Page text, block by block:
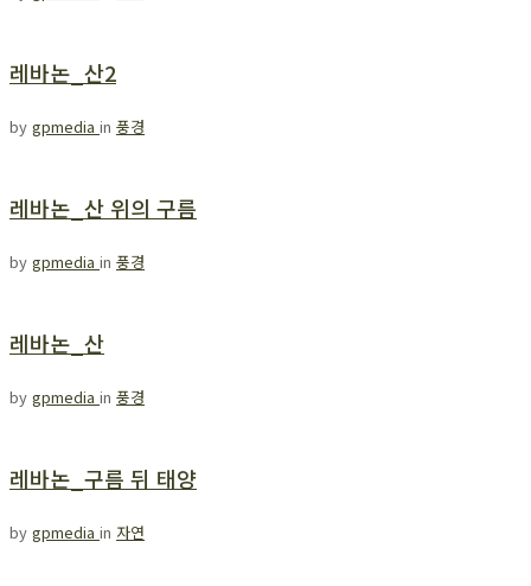
레바논_산2
by gpmedia in 풍경
레바논_산 위의 구름
by gpmedia in 풍경
레바논_산
by gpmedia in 풍경
레바논_구름 뒤 태양
by gpmedia in 자연